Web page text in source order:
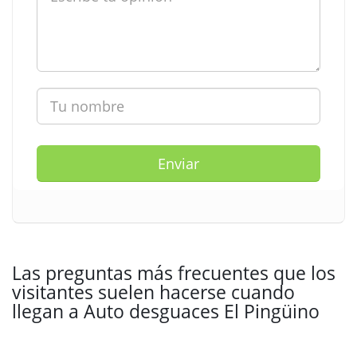
Enviar
Las preguntas más frecuentes que los
visitantes suelen hacerse cuando
llegan a Auto desguaces El Pingüino